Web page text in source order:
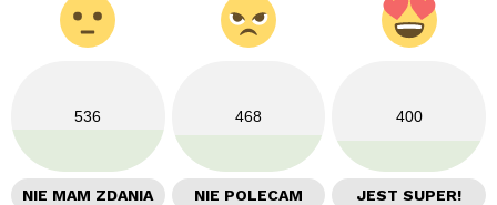
536
NIE MAM ZDANIA
468
NIE POLECAM
400
JEST SUPER!